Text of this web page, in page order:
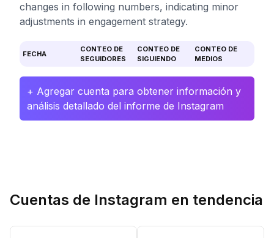
changes in following numbers, indicating minor
adjustments in engagement strategy.
FECHA
CONTEO DE
SEGUIDORES
CONTEO DE
SIGUIENDO
CONTEO DE
MEDIOS
+ Agregar cuenta para obtener información y
análisis detallado del informe de Instagram
Cuentas de Instagram en tendencia